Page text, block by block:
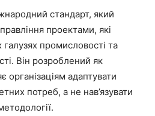
стандарт, який
проектами, які
галузях промисловості та
Він розроблений як
адаптувати
потреб, а не нав’язувати